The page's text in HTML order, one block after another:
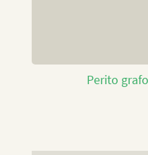
Perito